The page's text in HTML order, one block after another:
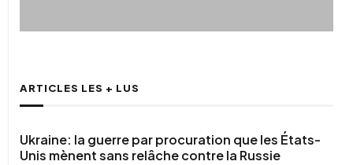
ARTICLES LES + LUS
Ukraine: la guerre par procuration que les États-
Unis mènent sans relâche contre la Russie